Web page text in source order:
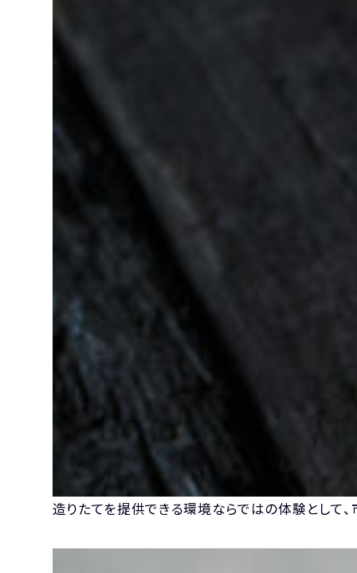
造りたてを提供できる環境ならではの体験として